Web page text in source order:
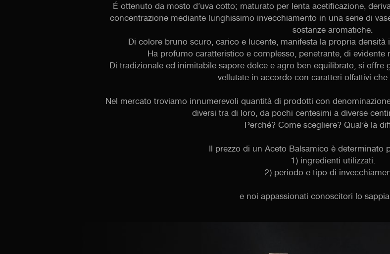
É ottenuto da mosto d’uva cotto; maturato per lenta acetificazione,
concentrazione mediante lunghissimo invecchiamento in una serie di
sostanze aromatiche.
Di colore bruno scuro, carico e lucente, manifesta la propria
Ha profumo caratteristico e complesso, penetrante, di
Di tradizionale ed inimitabile sapore dolce e agro ben equilibrato, si offre
vellutate in accordo con caratteri olfattivi
Nel mercato troviamo innumerevoli quantità di prodotti con
diversi tra di loro, da pochi centesimi a diverse
Perché? Come scegliere? Qual’è la
Il prezzo di un Aceto Balsamico è determinato
1) ingredienti utilizzati.
2) periodo e tipo di
e noi appassionati conoscitori lo